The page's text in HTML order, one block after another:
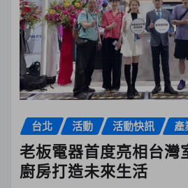
台北 活動 活動快訊 產
老板電器首度亮相台灣
廚房打造未來生活